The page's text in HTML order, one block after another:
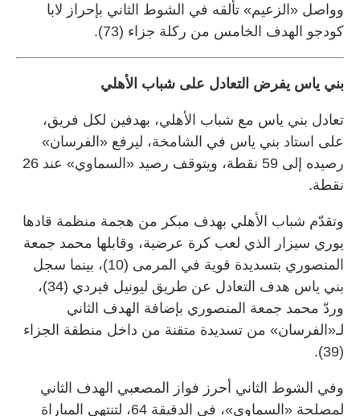
وواصل «الزعيم» تألقه في الشوط الثاني بإحراز لابا
كودجو الهدف الخامس من ركلة جزاء (73).
بني ياس يفرض التعادل على شباب الأهلي
تعادل بني ياس مع شباب الأهلي، بهدفين لكل فريق،
على استاد بني ياس في الشامخة، ليرفع «الفرسان»
رصيده إلى 59 نقطة، ويتوقف رصيد «السماوي» عند 26
نقطة.
وتقدّم شباب الأهلي بهدف مبكر من هجمة منظمة قادها
يوري سيزار الذي لعب كرة عرضية، وقابلها محمد جمعة
المنصوري بتسديدة قوية في المرمى (10)، بينما سجل
بني ياس هدف التعادل عن طريق ليونيل فيردي (34)،
وردّ محمد جمعة المنصوري بإضافة الهدف الثاني
لـ«الفرسان» من تسديدة متقنة من داخل منطقة الجزاء
(39).
وفي الشوط الثاني أحرز فواز المصعبي الهدف الثاني
لمصلحة «السماوي»، في الدقيقة 64، لتنتهي المباراة